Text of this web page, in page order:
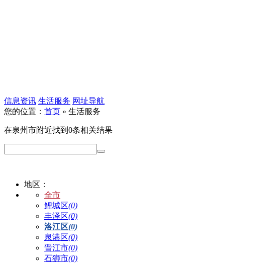
信息资讯 生活服务 网址导航
您的位置： 首页 » 生活服务
在泉州市附近找到 0条相关结果
地区：
全市
鲤城区(0)
丰泽区(0)
洛江区(0)
泉港区(0)
晋江市(0)
石狮市(0)